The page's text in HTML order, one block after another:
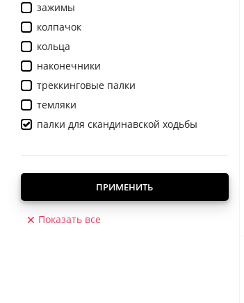
зажимы
колпачок
кольца
наконечники
треккинговые палки
темляки
палки для скандинавской ходьбы
ПРИМЕНИТЬ
Показать все